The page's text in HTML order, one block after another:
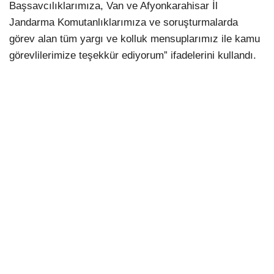
Başsavcılıklarımıza, Van ve Afyonkarahisar İl
Jandarma Komutanlıklarımıza ve soruşturmalarda
görev alan tüm yargı ve kolluk mensuplarımız ile kamu
görevlilerimize teşekkür ediyorum” ifadelerini kullandı.